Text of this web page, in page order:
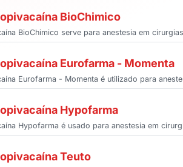
BioChimico
BioChimico serve para anestesia em
Eurofarma - Momenta
Eurofarma - Momenta é utilizado para
Hypofarma
Hypofarma é usado para anestesia em
Teuto